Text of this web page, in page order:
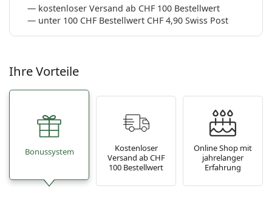
kostenloser Versand ab CHF 100 Bestellwert
unter 100 CHF Bestellwert CHF 4,90 Swiss Post
Ihre Vorteile
Bonussystem
Kostenloser
Versand ab CHF
100 Bestellwert
Online Shop mit
jahrelanger
Erfahrung